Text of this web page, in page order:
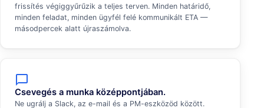
frissítés végiggyűrűzik a teljes terven. Minden határidő,
minden feladat, minden ügyfél felé kommunikált ETA —
másodpercek alatt újraszámolva.
chat_bubble_outline
Csevegés a munka középpontjában.
Ne ugrálj a Slack, az e-mail és a PM-eszközöd között.